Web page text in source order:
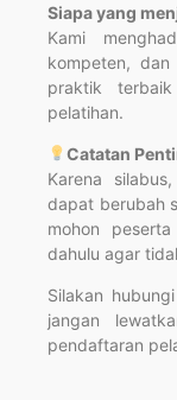
Siapa yang
Kami
kompeten,
praktik
pelatihan.
Catatan
Karena
dapat berubah
mohon
dahulu agar
Silakan
jangan
pendaftaran